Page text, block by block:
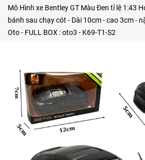
Mô Hình xe Bentley GT Màu Đen tỉ lệ 1:43
bánh sau chạy cót - Dài 10cm - cao 3cm -
Oto - FULL BOX : oto3 - K69-T1-S2